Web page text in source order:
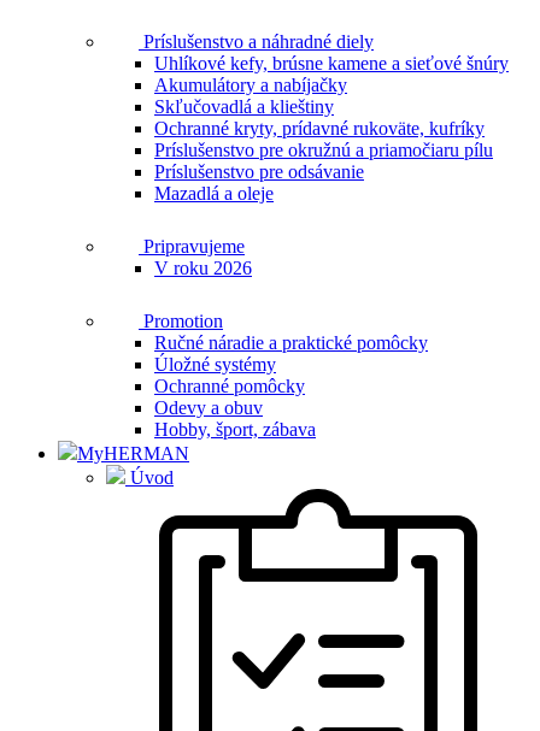
Príslušenstvo a náhradné diely
Uhlíkové kefy, brúsne kamene a sieťové šnúry
Akumulátory a nabíjačky
Skľučovadlá a klieštiny
Ochranné kryty, prídavné rukoväte, kufríky
Príslušenstvo pre okružnú a priamočiaru pílu
Príslušenstvo pre odsávanie
Mazadlá a oleje
Pripravujeme
V roku 2026
Promotion
Ručné náradie a praktické pomôcky
Úložné systémy
Ochranné pomôcky
Odevy a obuv
Hobby, šport, zábava
MyHERMAN
Úvod